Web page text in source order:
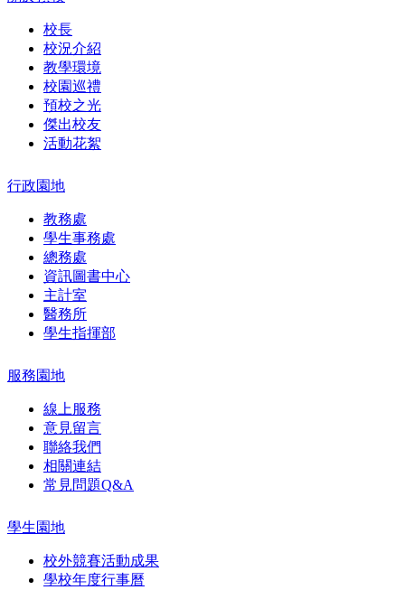
校長
校況介紹
教學環境
校園巡禮
預校之光
傑出校友
活動花絮
行政園地
教務處
學生事務處
總務處
資訊圖書中心
主計室
醫務所
學生指揮部
服務園地
線上服務
意見留言
聯絡我們
相關連結
常見問題Q&A
學生園地
校外競賽活動成果
學校年度行事曆